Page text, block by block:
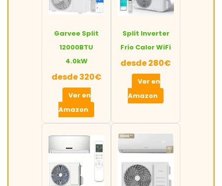
Garvee Split
12000BTU
4.0kW
desde 320€
Ver en
Amazon
Split Inverter
Frio Calor WiFi
desde 280€
Ver en
Amazon